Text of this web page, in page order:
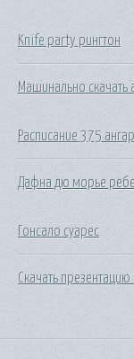
Knife party рингтон
Машинально скачать
Расписание 375
Дафна дю морье
Гонсало суарес
Скачать